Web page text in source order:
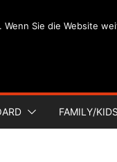
FAMILY/KIDS
Wenn Sie die Website